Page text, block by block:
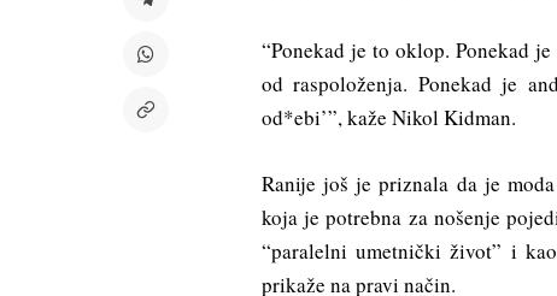
“Ponekad je to oklop. Ponekad
od raspoloženja. Ponekad je
od*ebi’”, kaže Nikol Kidman.
Ranije još je priznala da je
koja je potrebna za nošenje
“paralelni umetnički život” i
prikaže na pravi način.